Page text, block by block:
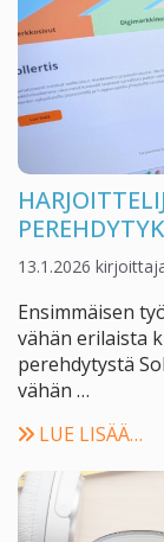
13.1.2026
Ensimmäisen
vähän erilaista
perehdytystä
vähän …
LUE LISÄÄ…